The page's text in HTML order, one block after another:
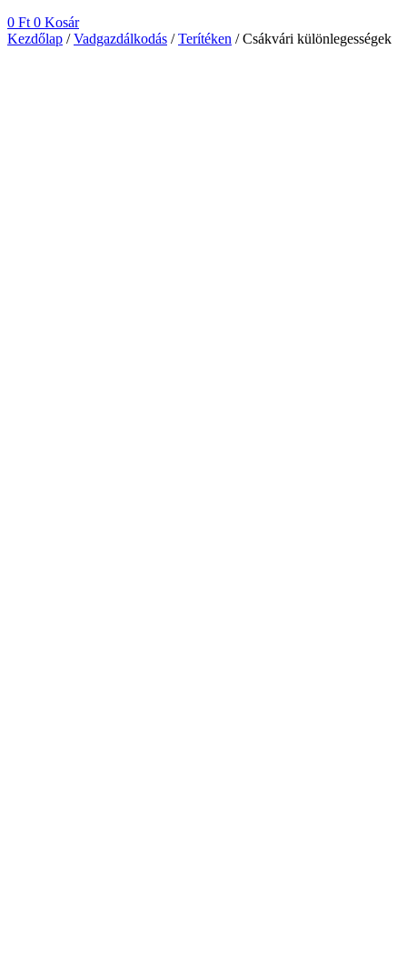
0 Ft 0 Kosár
Kezdőlap /Vadgazdálkodás /Terítéken / Csákvári különlegességek